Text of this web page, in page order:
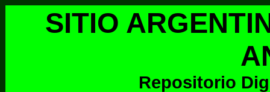
SITIO
Repositorio